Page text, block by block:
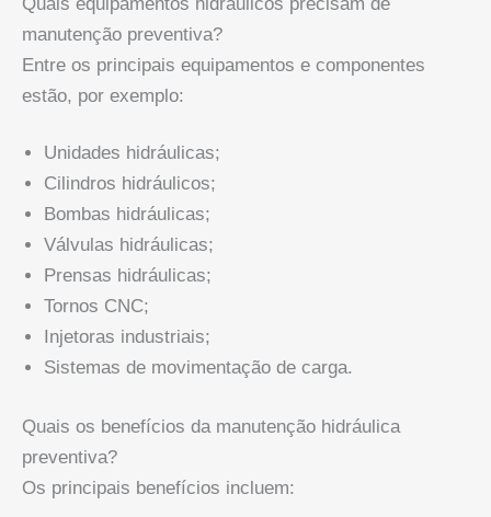
Quais equipamentos hidráulicos precisam de
manutenção preventiva?
Entre os principais equipamentos e componentes
estão, por exemplo:
Unidades hidráulicas;
Cilindros hidráulicos;
Bombas hidráulicas;
Válvulas hidráulicas;
Prensas hidráulicas;
Tornos CNC;
Injetoras industriais;
Sistemas de movimentação de carga.
Quais os benefícios da manutenção hidráulica
preventiva?
Os principais benefícios incluem: